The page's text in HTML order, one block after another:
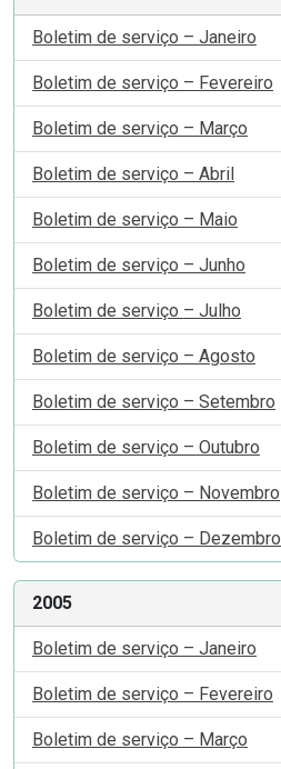
Boletim de serviço – Janeiro
Boletim de serviço – Fevereiro
Boletim de serviço – Março
Boletim de serviço – Abril
Boletim de serviço – Maio
Boletim de serviço – Junho
Boletim de serviço – Julho
Boletim de serviço – Agosto
Boletim de serviço – Setembro
Boletim de serviço – Outubro
Boletim de serviço – Novembro
Boletim de serviço – Dezembro
2005
Boletim de serviço – Janeiro
Boletim de serviço – Fevereiro
Boletim de serviço – Março